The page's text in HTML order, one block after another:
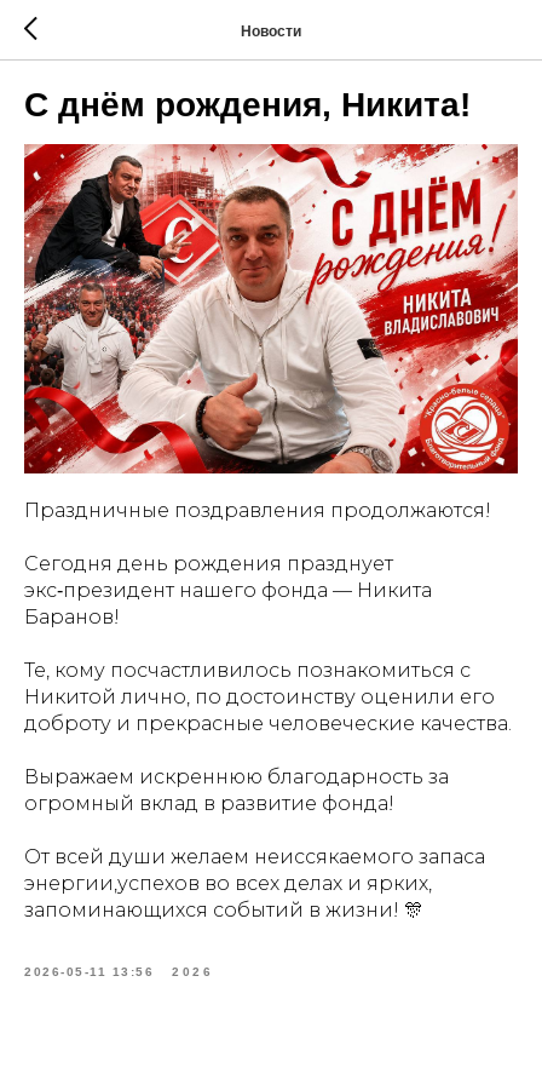
Новости
С днём рождения, Никита!
Праздничные поздравления продолжаются!
Сегодня день рождения празднует
экс‑президент нашего фонда — Никита
Баранов!
Те, кому посчастливилось познакомиться с
Никитой лично, по достоинству оценили его
доброту и прекрасные человеческие качества.
Выражаем искреннюю благодарность за
огромный вклад в развитие фонда!
От всей души желаем неиссякаемого запаса
энергии,успехов во всех делах и ярких,
запоминающихся событий в жизни! 🎊
2026-05-11 13:56 2026